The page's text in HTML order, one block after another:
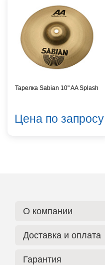
Тарелка Sabian 10" AA Splash
Цена по запросу
О компании
Доставка и оплата
Гарантия